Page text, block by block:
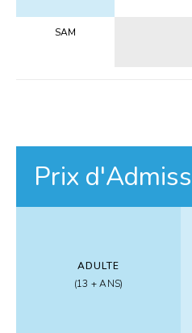
SAM
ADULTE
(13 + ANS)